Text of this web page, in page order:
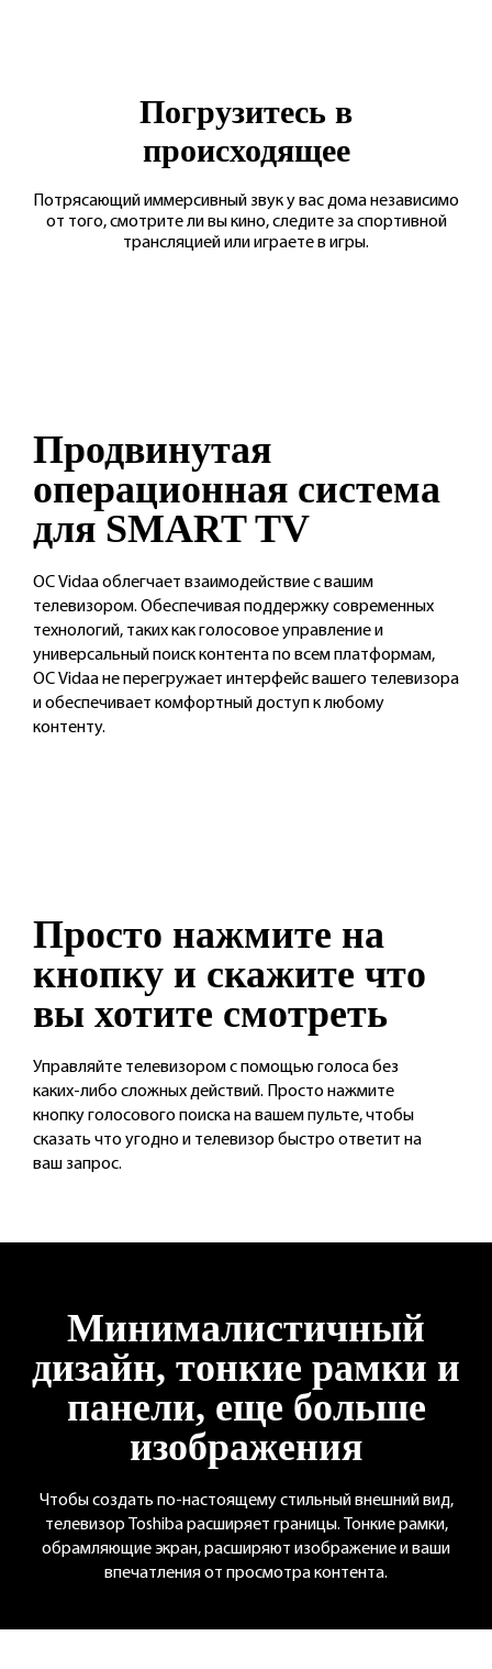
Погрузитесь в
происходящее
Потрясающий иммерсивный звук у вас дома независимо
от того, смотрите ли вы кино, следите за спортивной
трансляцией или играете в игры.
Продвинутая
операционная система
для SMART TV
ОС Vidaa облегчает взаимодействие с вашим
телевизором. Обеспечивая поддержкусовременных
технологий, таких как голосовоеуправление и
универсальный поиск контента по всем платформам,
ОС Vidaa не перегружает интерфейс вашего телевизора
и обеспечивает комфортный доступ к любому
контенту.
Просто нажмите на
кнопку и скажите что
вы хотите смотреть
Управляйте телевизором с помощью голоса без
каких-либо сложных действий. Просто нажмите
кнопку голосового поиска на вашем пульте, чтобы
сказать что угодно и телевизор быстро ответит на
ваш запрос.
Минималистичный
дизайн, тонкие рамки и
панели, еще больше
изображения
Чтобы создать по-настоящему стильныйвнешний вид,
телевизор Toshiba расширяет границы. Тонкие рамки,
обрамляющие экран,расширяют изображение и ваши
впечатленияот просмотра контента.